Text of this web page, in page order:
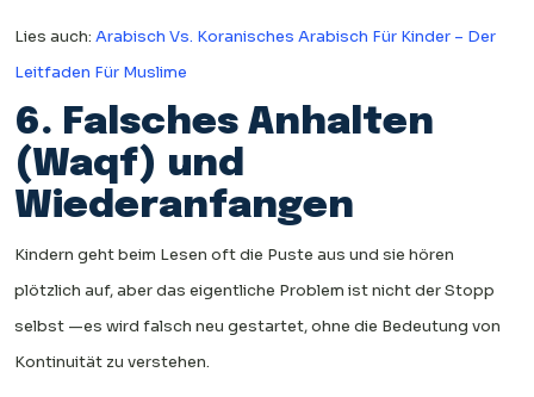
Lies auch: Arabisch Vs. Koranisches Arabisch Für Kinder – Der
Leitfaden Für Muslime
6. Falsches Anhalten
(Waqf) und
Wiederanfangen
Kindern geht beim Lesen oft die Puste aus und sie hören
plötzlich auf, aber das eigentliche Problem ist nicht der Stopp
selbst —es wird falsch neu gestartet, ohne die Bedeutung von
Kontinuität zu verstehen.